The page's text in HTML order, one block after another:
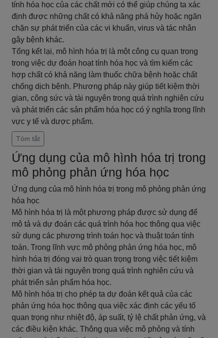
tính hóa học của các chất mới có thể giúp chúng ta xác
định được những chất có khả năng phá hủy hoặc ngăn
chặn sự phát triển của các vi khuẩn, virus và tác nhân
gây bệnh khác.
Tổng kết lại, mô hình hóa trị là một công cụ quan trọng
trong việc dự đoán hoạt tính hóa học và tìm kiếm các
hợp chất có khả năng làm thuốc chữa bệnh hoặc chất
chống dịch bệnh. Phương pháp này giúp tiết kiệm thời
gian, công sức và tài nguyên trong quá trình nghiên cứu
và phát triển các sản phẩm hóa học có ý nghĩa trong lĩnh
vực y tế và dược phẩm.
Tóm tắt
Ứng dụng của mô hình hóa trị trong
mô phỏng phản ứng hóa học
Ứng dụng của mô hình hóa trị trong mô phỏng phản ứng
hóa học
Mô hình hóa trị là một phương pháp được sử dụng để
mô tả và dự đoán các quá trình hóa học thông qua việc
sử dụng các phương trình toán học và thuật toán tính
toán. Trong lĩnh vực mô phỏng phản ứng hóa học, mô
hình hóa trị đóng vai trò quan trọng trong việc tiết kiệm
thời gian và tài nguyên trong quá trình nghiên cứu và
phát triển sản phẩm hóa học.
Mô hình hóa trị cho phép ta dự đoán kết quả của các
phản ứng hóa học thông qua việc xác định các yếu tố
quan trọng như nhiệt độ, áp suất, tỷ lệ chất phản ứng, và
các điều kiện khác. Thông qua việc mô phỏng và tính